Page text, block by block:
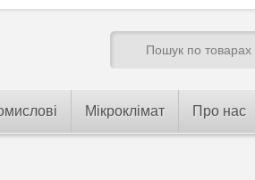
Мікроклімат Про нас